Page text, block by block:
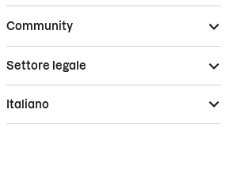
Community
Settore legale
Italiano